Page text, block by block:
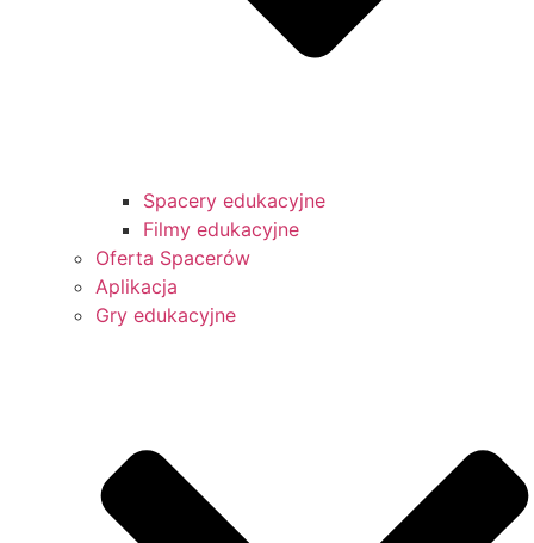
Spacery edukacyjne
Filmy edukacyjne
Oferta Spacerów
Aplikacja
Gry edukacyjne